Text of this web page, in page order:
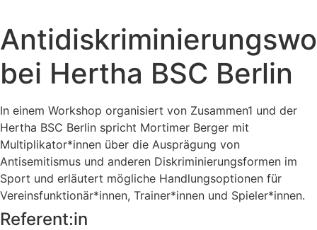
springen
bei Hertha BSC Berlin
In einem Workshop organisiert von Zusammen1 und der
Hertha BSC Berlin spricht Mortimer Berger mit
Multiplikator*innen über die Ausprägung von
Antisemitismus und anderen Diskriminierungsformen im
Sport und erläutert mögliche Handlungsoptionen für
Vereinsfunktionär*innen, Trainer*innen und Spieler*innen.
Referent:in